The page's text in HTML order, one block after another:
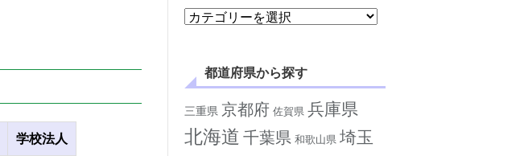
学校法人
学べるジャンルから探す
都道府県から探す
三重県 京都府 佐賀県 兵庫県
北海道 千葉県 和歌山県 埼玉